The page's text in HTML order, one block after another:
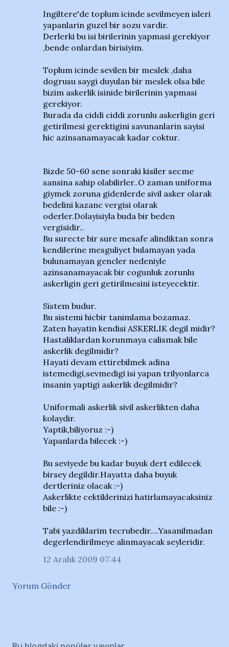
Ingiltere'de toplum icinde sevilmeyen isleri
yapanlarin guzel bir sozu vardir.
Derlerki bu isi birilerinin yapmasi gerekiyor
,bende onlardan birisiyim.
Toplum icinde sevilen bir meslek ,daha
dogrusu saygi duyulan bir meslek olsa bile
bizim askerlik isinide birilerinin yapmasi
gerekiyor.
Burada da ciddi ciddi zorunlu askerligin geri
getirilmesi gerektigini savunanlarin sayisi
hic azinsanamayacak kadar coktur.
Bizde 50-60 sene sonraki kisiler secme
sansina sahip olabilirler..O zaman uniforma
giymek zoruna gidenlerde sivil asker olarak
bedelini kazanc vergisi olarak
oderler.Dolayisiyla buda bir beden
vergisidir..
Bu surecte bir sure mesafe alindiktan sonra
kendilerine mesguliyet bulamayan yada
bulunamayan gencler nedeniyle
azinsanamayacak bir cogunluk zorunlu
askerligin geri getirilmesini isteyecektir.
Sistem budur.
Bu sistemi hicbir tanimlama bozamaz.
Zaten hayatin kendisi ASKERLIK degil midir?
Hastaliklardan korunmaya calismak bile
askerlik degilmidir?
Hayati devam ettirebilmek adina
istemedigi,sevmedigi isi yapan trilyonlarca
insanin yaptigi askerlik degilmidir?
Uniformali askerlik sivil askerlikten daha
kolaydir.
Yaptik,biliyoruz :-)
Yapanlarda bilecek :-)
Bu seviyede bu kadar buyuk dert edilecek
birsey degildir.Hayatta daha buyuk
dertleriniz olacak :-)
Askerlikte cektiklerinizi hatirlamayacaksiniz
bile :-)
Tabi yazdiklarim tecrubedir....Yasanilmadan
degerlendirilmeye alinmayacak seyleridir.
12 Aralık 2009 07:44
Yorum Gönder